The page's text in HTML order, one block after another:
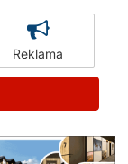
Reklama